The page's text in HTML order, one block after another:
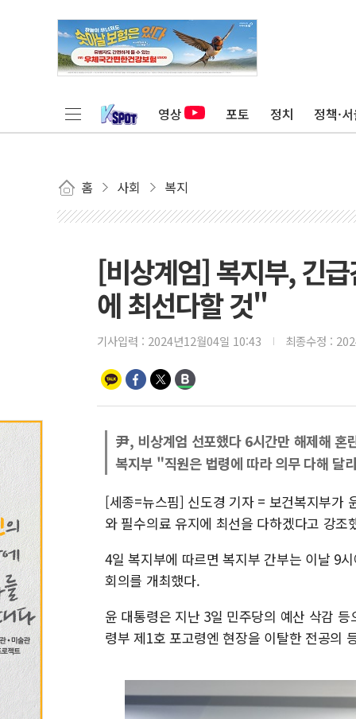
영상 포토 정치 정책·
홈 사회 복지
[비상계엄] 복지부, 긴
에 최선다할 것"
기사입력 : 2024년12월04일 10:43 최종수정 :
尹, 비상계엄 선포했다 6시간만 해제해 혼
복지부 "직원은 법령에 따라 의무 다해 달
[세종=뉴스핌] 신도경 기자 = 보건복지부가
와 필수의료 유지에 최선을 다하겠다고 강조
4일 복지부에 따르면 복지부 간부는 이날 9
회의를 개최했다.
윤 대통령은 지난 3일 민주당의 예산 삭감
령부 제1호 포고령엔 현장을 이탈한 전공의